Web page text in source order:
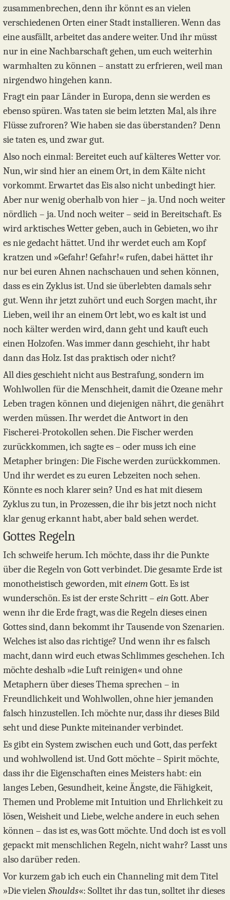
zusammenbrechen, denn ihr könnt es an vielen
verschiedenen Orten einer Stadt installieren. Wenn das
eine ausfällt, arbeitet das andere weiter. Und ihr müsst
nur in eine Nachbarschaft gehen, um euch weiterhin
warmhalten zu können – anstatt zu erfrieren, weil man
nirgendwo hingehen kann.
Fragt ein paar Länder in Europa, denn sie werden es
ebenso spüren. Was taten sie beim letzten Mal, als ihre
Flüsse zufroren? Wie haben sie das überstanden? Denn
sie taten es, und zwar gut.
Also noch einmal: Bereitet euch auf kälteres Wetter vor.
Nun, wir sind hier an einem Ort, in dem Kälte nicht
vorkommt. Erwartet das Eis also nicht unbedingt hier.
Aber nur wenig oberhalb von hier – ja. Und noch weiter
nördlich – ja. Und noch weiter – seid in Bereitschaft. Es
wird arktisches Wetter geben, auch in Gebieten, wo ihr
es nie gedacht hättet. Und ihr werdet euch am Kopf
kratzen und »Gefahr! Gefahr!« rufen, dabei hättet ihr
nur bei euren Ahnen nachschauen und sehen können,
dass es ein Zyklus ist. Und sie überlebten damals sehr
gut. Wenn ihr jetzt zuhört und euch Sorgen macht, ihr
Lieben, weil ihr an einem Ort lebt, wo es kalt ist und
noch kälter werden wird, dann geht und kauft euch
einen Holzofen. Was immer dann geschieht, ihr habt
dann das Holz. Ist das praktisch oder nicht?
All dies geschieht nicht aus Bestrafung, sondern im
Wohlwollen für die Menschheit, damit die Ozeane mehr
Leben tragen können und diejenigen nährt, die genährt
werden müssen. Ihr werdet die Antwort in den
Fischerei-Protokollen sehen. Die Fischer werden
zurückkommen, ich sagte es – oder muss ich eine
Metapher bringen: Die Fische werden zurückkommen.
Und ihr werdet es zu euren Lebzeiten noch sehen.
Könnte es noch klarer sein? Und es hat mit diesem
Zyklus zu tun, in Prozessen, die ihr bis jetzt noch nicht
klar genug erkannt habt, aber bald sehen werdet.
Gottes Regeln
Ich schweife herum. Ich möchte, dass ihr die Punkte
über die Regeln von Gott verbindet. Die gesamte Erde ist
monotheistisch geworden, miteinemGott. Es ist
wunderschön. Es ist der erste Schritt – einGott. Aber
wenn ihr die Erde fragt, was die Regeln dieses einen
Gottes sind, dann bekommt ihr Tausende von Szenarien.
Welches ist also das richtige? Und wenn ihr es falsch
macht, dann wird euch etwas Schlimmes geschehen. Ich
möchte deshalb »die Luft reinigen« und ohne
Metaphern über dieses Thema sprechen – in
Freundlichkeit und Wohlwollen, ohne hier jemanden
falsch hinzustellen. Ich möchte nur, dass ihr dieses Bild
seht und diese Punkte miteinander verbindet.
Es gibt ein System zwischen euch und Gott, das perfekt
und wohlwollend ist. Und Gott möchte – Spirit möchte,
dass ihr die Eigenschaften eines Meisters habt: ein
langes Leben, Gesundheit, keine Ängste, die Fähigkeit,
Themen und Probleme mit Intuition und Ehrlichkeit zu
lösen, Weisheit und Liebe, welche andere in euch sehen
können – das ist es, was Gott möchte. Und doch ist es voll
gepackt mit menschlichen Regeln, nicht wahr? Lasst uns
also darüber reden.
Vor kurzem gab ich euch ein Channeling mit dem Titel
»Die vielenShoulds«: Solltet ihr das tun, solltet ihr dieses